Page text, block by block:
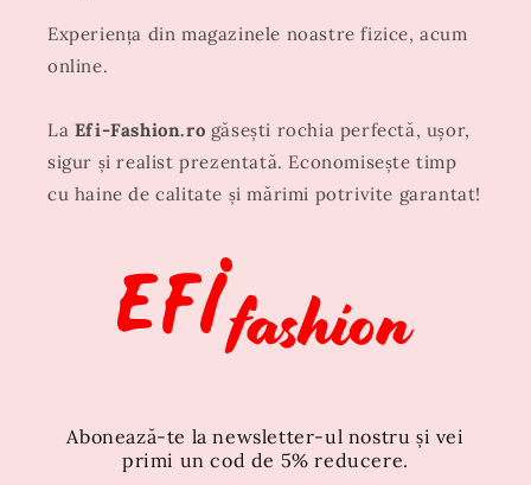
Experiența din magazinele noastre fizice, acum
online.
La Efi-Fashion.ro găsești rochia perfectă, ușor,
sigur și realist prezentată. Economisește timp
cu haine de calitate și mărimi potrivite garantat!
Abonează-te la newsletter-ul nostru și vei
primi un cod de 5% reducere.